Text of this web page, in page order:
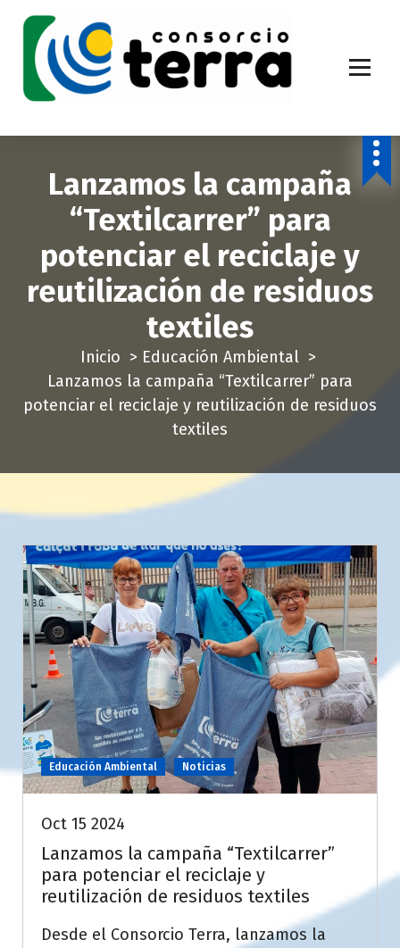
r
Lanzamos la campaña
“Textilcarrer” para
potenciar el reciclaje y
reutilización de residuos
textiles
Inicio > Educación Ambiental>
Lanzamos la campaña “Textilcarrer” para
potenciar el reciclaje y reutilización de residuos
textiles
Educación Ambiental Noticias
Oct 15 2024
Lanzamos la campaña “Textilcarrer”
para potenciar el reciclaje y
reutilización de residuos textiles
Desde el Consorcio Terra, lanzamos la